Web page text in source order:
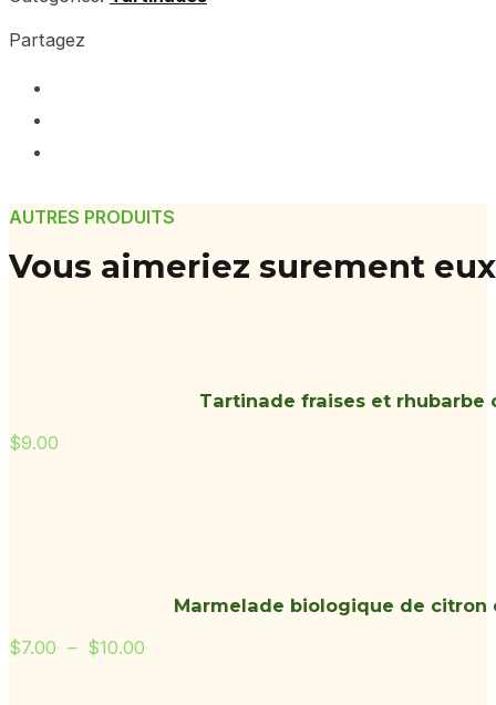
Partagez
AUTRES PRODUITS
Vous aimeriez surement
Tartinade fraises et rhubarbe
$9.00
Marmelade biologique de citron
$7.00 – $10.00